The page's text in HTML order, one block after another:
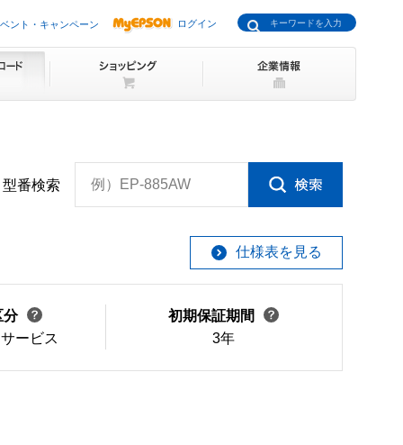
ント・キャンペーン ログイン
型番検索 例）EP-885AW
仕様表を見る
分
ービス
初期保証期間
3年